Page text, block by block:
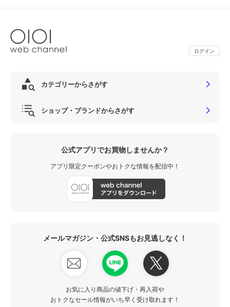
ログイン
カテゴリーからさがす
ショップ・ブランドからさがす
公式アプリでお買物しませんか？
アプリ限定クーポンやおトクな情報を配信中！
メールマガジン・公式SNSもお見逃しなく！
お気に入り商品の値下げ・再入荷や
おトクなセール情報がいち早く受け取れます！